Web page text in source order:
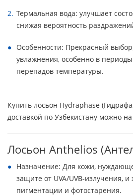
Термальная вода: улучшает
снижая вероятность
Особенности: Прекрасный
увлажнения, особенно в периоды
перепадов температуры.
Купить лосьон Hydraphase
доставкой по Узбекистану можно
Лосьон Anthelios
Назначение: Для кожи,
защите от UVA/UVB-излучения,
пигментации и фотостарения.